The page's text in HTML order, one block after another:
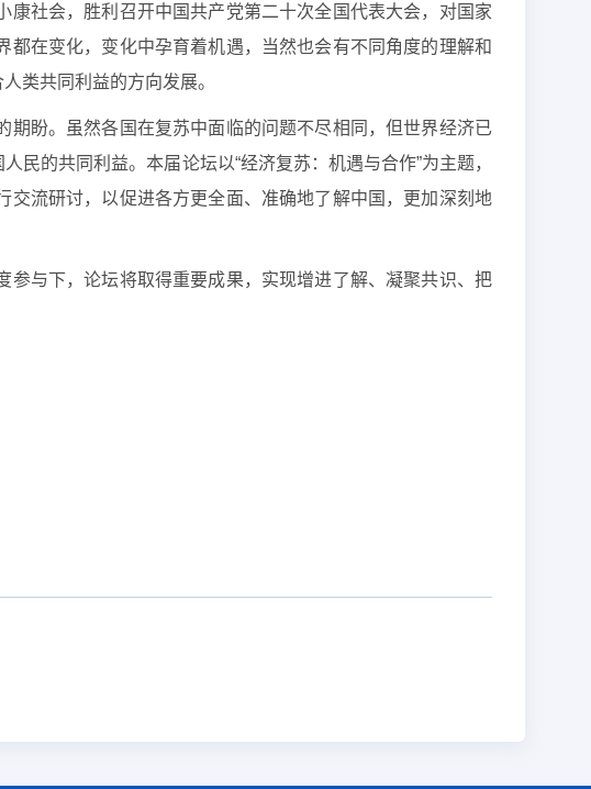
社会，胜利召开中国共产党第二十次全国代表大会，对国家
在变化，变化中孕育着机遇，当然也会有不同角度的理解和
类共同利益的方向发展。
盼。虽然各国在复苏中面临的问题不尽相同，但世界经济已
的共同利益。本届论坛以“经济复苏：机遇与合作”为主题，
流研讨，以促进各方更全面、准确地了解中国，更加深刻地
与下，论坛将取得重要成果，实现增进了解、凝聚共识、把